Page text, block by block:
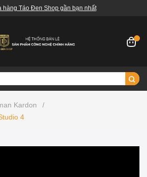
hàng Táo Đen Shop gần bạn nhất
Kardon
/
4